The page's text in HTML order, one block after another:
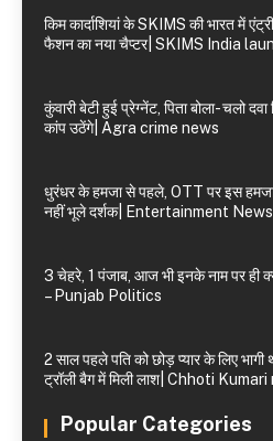
किम कार्दाशियां के SKIMS की भारत में
फैशन का नया चैप्टर| SKIMS India
कुंवारी बेटी हुई प्रेग्नेंट, पिता बोला- चलो
कांप उठेंगे| Agra crime news
धुरंधर के हमजा से पहले, OTT पर इस
नहीं भूले दर्शक| Entertainment News
3 चेहरे, 1 पंजाब, आज भी इनके नाम पर ही
– Punjab Politics
2 साल पहले पति को छोड़ प्यार के लिए
ट्रॉली बैग में मिली लाश| Chhoti
Popular Categories